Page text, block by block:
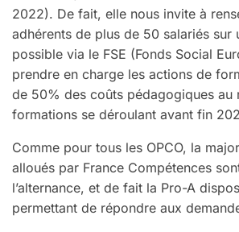
2022). De fait, elle nous invite à
adhérents de plus de 50 salariés sur
possible via le FSE (Fonds Social
prendre en charge les actions de
de 50% des coûts pédagogiques au
formations se déroulant avant fin
Comme pour tous les OPCO, la
alloués par France Compétences
l’alternance, et de fait la Pro-A
permettant de répondre aux